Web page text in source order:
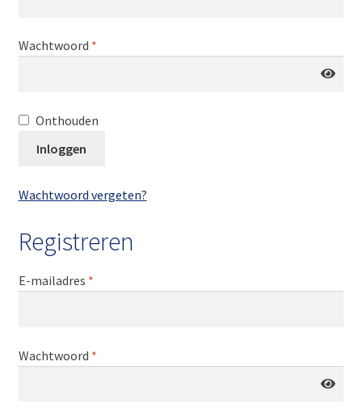
Wachtwoord *
Onthouden
Inloggen
Wachtwoord vergeten?
Registreren
E-mailadres *
Wachtwoord *